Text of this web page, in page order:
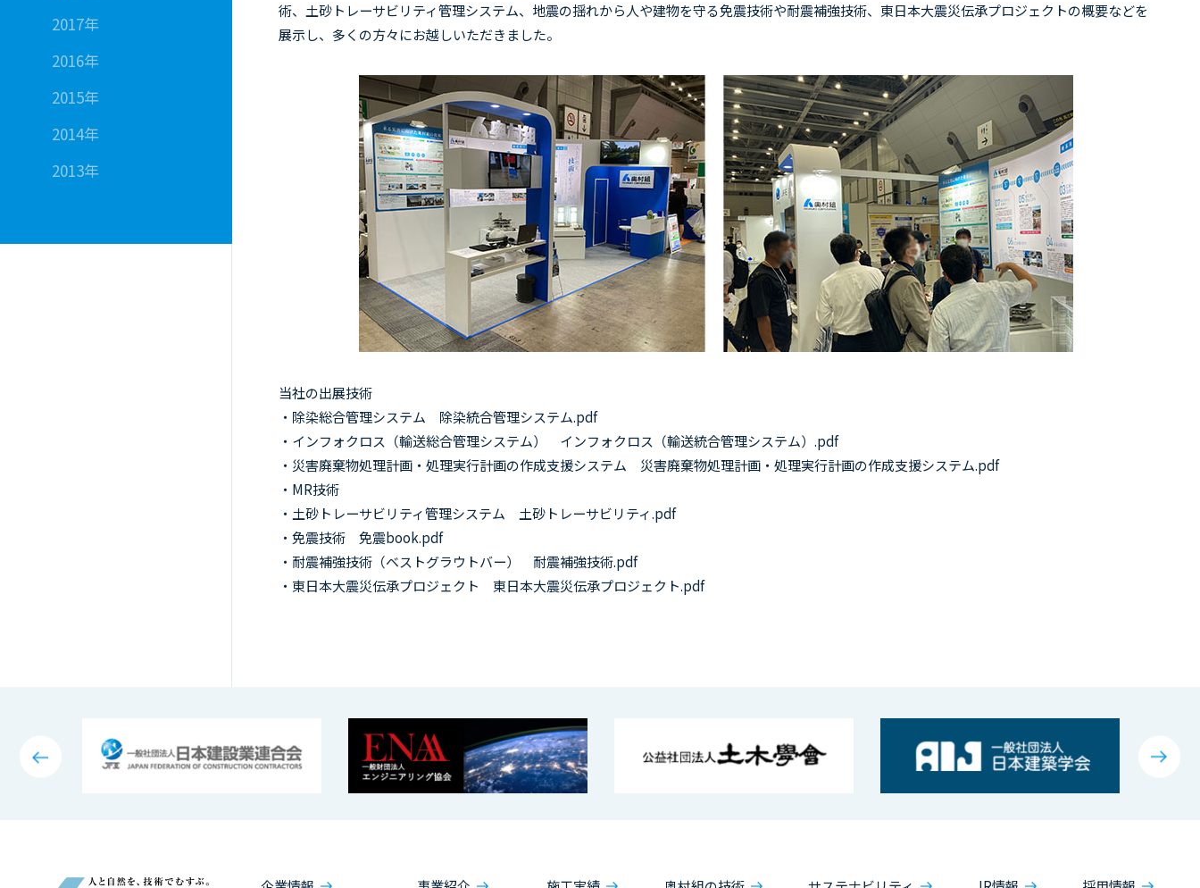
術、土砂トレーサビリティ管理システム、地震の揺れから人や建物を守る免震技術や耐震補強技術、東日本大震災伝承プロジェクトの概要などを
展示し、多くの方々にお越しいただきました。
当社の出展技術
・除染総合管理システム 除染統合管理システム.pdf
・インフォクロス（輸送総合管理システム） インフォクロス（輸送統合管理システム）.pdf
・災害廃棄物処理計画・処理実行計画の作成支援システム 災害廃棄物処理計画・処理実行計画の作成支援システム.pdf
・ MR技術
・土砂トレーサビリティ管理システム 土砂トレーサビリティ.pdf
・免震技術 免震book.pdf
・耐震補強技術（ベストグラウトバー） 耐震補強技術.pdf
・東日本大震災伝承プロジェクト 東日本大震災伝承プロジェクト.pdf
2017年
2016年
2015年
2014年
2013年